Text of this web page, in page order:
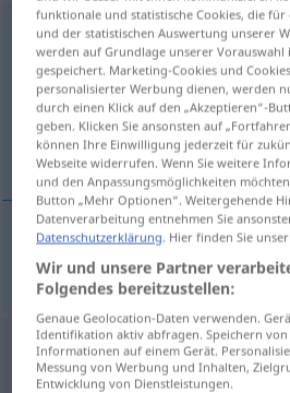
Intelligenztestm
Übersicht aller
(Für mehr Details die Übersetzung
zkouška inteligence
zkouškafinteligence
funktionale und statistische Cookies, die für
und der statistischen Auswertung unserer
werden auf Grundlage unserer
gespeichert. Marketing-Cookies und
personalisierter Werbung dienen, werden
durch einen Klick auf den „Akzeptieren“-
geben. Klicken Sie ansonsten auf
können Ihre Einwilligung jederzeit für
Webseite widerrufen. Wenn Sie weitere
und den Anpassungsmöglichkeiten
Button „Mehr Optionen“. Weitergehende
Datenverarbeitung entnehmen Sie
Datenschutzerklärung. Hier finden Sie
Wir und unsere Partner
Folgendes bereitzustellen:
Genaue Geolocation-Daten verwenden.
Identifikation aktiv abfragen. Speichern
Informationen auf einem Gerät.
Messung von Werbung und Inhalten,
Entwicklung von Dienstleistungen.